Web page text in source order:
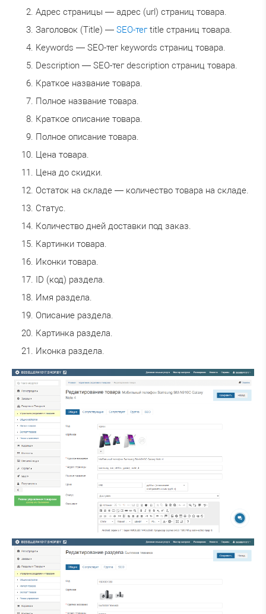
Адрес страницы — адрес (url) страниц товара.
Заголовок (Title) — SEO-тег title страниц товара.
Keywords — SEO-тег keywords страниц товара.
Description — SEO-тег description страниц товара.
Краткое название товара.
Полное название товара.
Краткое описание товара.
Полное описание товара.
Цена товара.
Цена до скидки.
Остаток на складе — количество товара на складе.
Статус.
Количество дней доставки под заказ.
Картинки товара.
Иконки товара.
ID (код) раздела.
Имя раздела.
Описание раздела.
Картинка раздела.
Иконка раздела.